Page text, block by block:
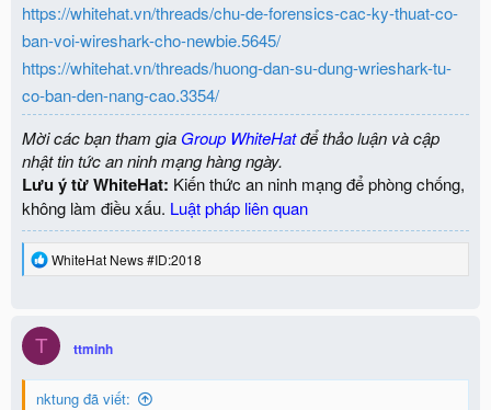
https://whitehat.vn/threads/chu-de-forensics-cac-ky-thuat-co-
ban-voi-wireshark-cho-newbie.5645/
https://whitehat.vn/threads/huong-dan-su-dung-wrieshark-tu-
co-ban-den-nang-cao.3354/
Mời các bạn tham gia Group WhiteHatđể thảo luận và cập
nhật tin tức an ninh mạng hàng ngày.
Lưu ý từ WhiteHat: Kiến thức an ninh mạng để phòng chống,
không làm điều xấu. Luật pháp liên quan
R
t
o
n
s
WhiteHat News #ID:2018
T ttminh
nktung đã viết: